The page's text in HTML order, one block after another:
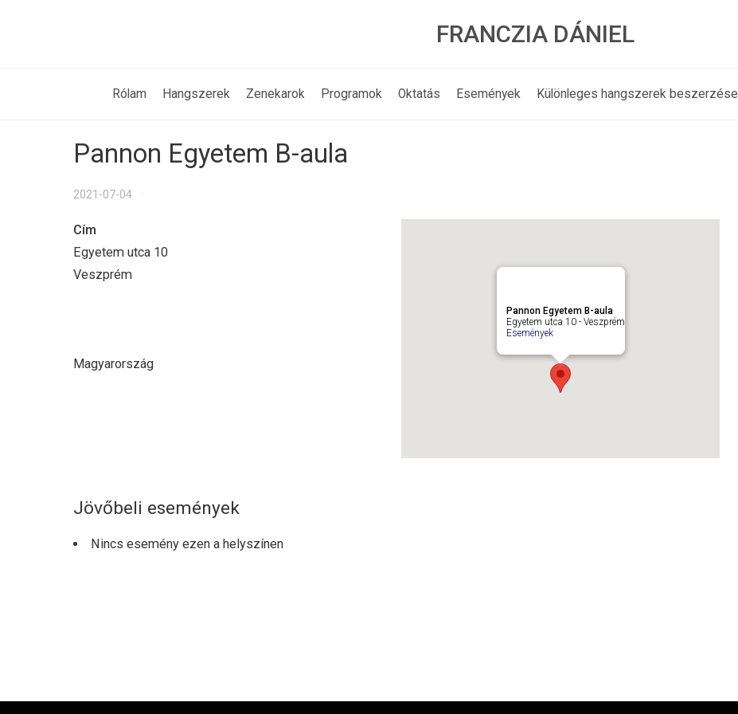
FRANCZIA DÁNIEL
Rólam Hangszerek Zenekarok Programok Oktatás Események Különleges hangszerek beszerzése
Pannon Egyetem B-aula
2021-07-04
Pannon Egyetem B-aula
Egyetem utca 10 - Veszprém
Események
Cím
Egyetem utca 10
Veszprém
Magyarország
Jövőbeli események
Nincs esemény ezen a helyszínen